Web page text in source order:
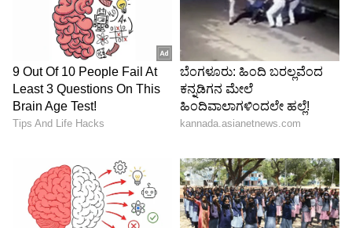
ಮತ್ತೊಂದೆಡೆ, ಅವರು ಬೀಚಿನಲ್ಲಿ ಬೀಚ್ ಕ್ಲಾತ್ಸ್ (Beach
cloths) ಕಾಣಿಸಿಕೊಂಡಿದ್ದಾರೆ, ಇದು ಅವರ ಬೋಲ್ಡ್
ಫ್ಯಾಷನ್‌ನ ಒಂದು ಲುಕ್ ನೀಡುತ್ತೆ. ಒಟ್ಟಾಗಿ ಎಲ್ಲಾ
ರೀತಿಯಲ್ಲೂ ಸೂಪರ್ ಮಾಡೆಲ್ ಆಗಿರೋ ಇವರು, ಸಖತ್
ಫಿಟ್ ಆಗಿದ್ದು, ತಮ್ಮ ಫಿಟ್ನೆಸ್ ಕಡೆಗೂ ಸಹ ತುಂಬಾನೆ ಗಮನ